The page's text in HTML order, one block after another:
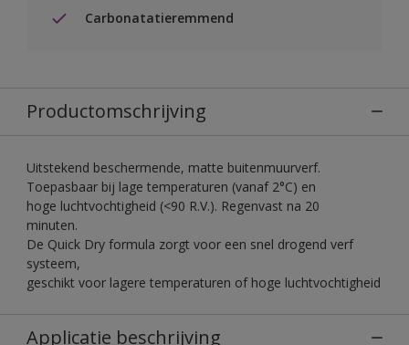
Carbonatatieremmend
Productomschrijving
Uitstekend beschermende, matte buitenmuurverf.
Toepasbaar bij lage temperaturen (vanaf 2°C) en
hoge luchtvochtigheid (<90 R.V.). Regenvast na 20
minuten.
De Quick Dry formula zorgt voor een snel drogend verf
systeem,
geschikt voor lagere temperaturen of hoge luchtvochtigheid
Applicatie beschrijving